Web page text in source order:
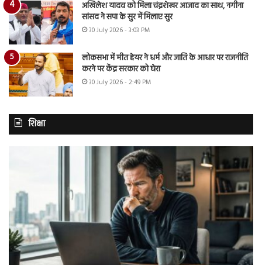
अखिलेश यादव को मिला चंद्रशेखर आजाद का साथ, नगीना
सांसद ने सपा के सुर में मिलाए सुर
30 July 2026 - 3:03 PM
लोकसभा में मीत हेयर ने धर्म और जाति के आधार पर राजनीति
करने पर केंद्र सरकार को घेरा
30 July 2026 - 2:49 PM
शिक्षा